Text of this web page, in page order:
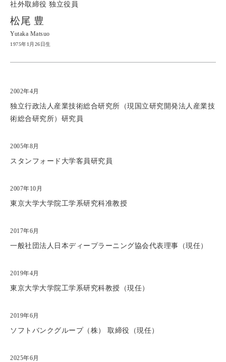
社外取締役 独立役員
松尾 豊
Yutaka Matsuo
1975年1月26日生
2002年4月
独立行政法人産業技術総合研究所（現国立研究開発法人産業技
術総合研究所）研究員
2005年8月
スタンフォード大学客員研究員
2007年10月
東京大学大学院工学系研究科准教授
2017年6月
一般社団法人日本ディープラーニング協会代表理事（現任）
2019年4月
東京大学大学院工学系研究科教授（現任）
2019年6月
ソフトバンクグループ（株） 取締役（現任）
2025年6月